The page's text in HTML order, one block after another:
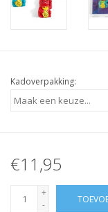
Kadoverpakking:
€11,95
+
-